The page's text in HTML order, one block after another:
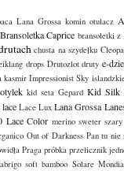
Lana Grossa komin otulacz
Bransoletka Caprice bransoletki
chusta na szydełku
drops Drutozlot druty e-
kasmir Impressionist Sky
kid seta Gepard Kid Silk
lace Lace Lux Lana Grossa
Lace Color merino sweter szary
Out of Darkness Pan tu nie
Praga próbka przelicznik
soft bamboo Solare